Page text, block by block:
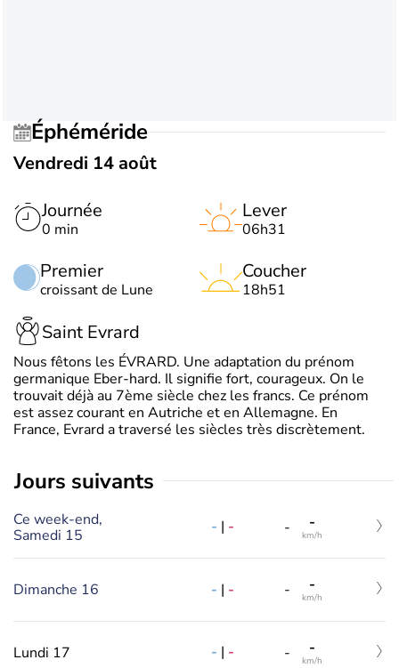
Éphéméride
Vendredi 14 août
Journée
0 min
Premier
croissant de Lune
Lever
06h31
Coucher
18h51
Saint Evrard
Nous fêtons les ÉVRARD. Une adaptation du prénom
germanique Eber-hard. Il signifie fort, courageux. On le
trouvait déjà au 7ème siècle chez les francs. Ce prénom
est assez courant en Autriche et en Allemagne. En
France, Evrard a traversé les siècles très discrètement.
jours suivants
Ce week-end,
Samedi 15
- | - - -
km/h
Dimanche 16 - | - - -
km/h
Lundi 17 - | - - -
km/h